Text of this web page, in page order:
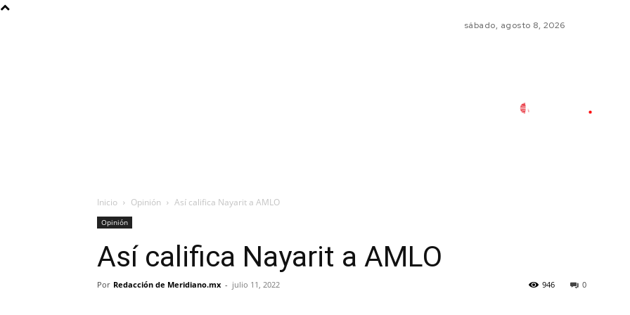
sábado, agosto 8, 2026
Inicio Opinión Así califica Nayarit a AMLO
Opinión
Así califica Nayarit a AMLO
Por Redacción de Meridiano.mx - julio 11, 2022 0
946